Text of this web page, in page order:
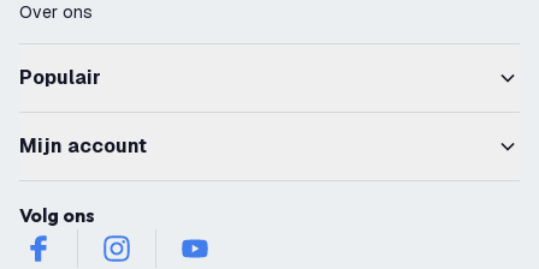
Over ons
Populair
Mijn account
Volg ons
facebookinstagramyoutube